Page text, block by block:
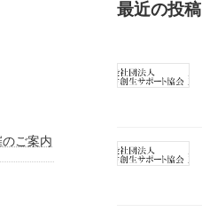
ご案内
最近の投稿